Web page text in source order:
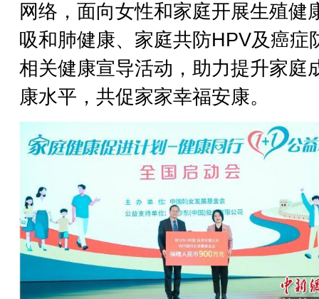
网络，面向女性和家庭开展生殖健
吸和肺健康、家庭共防HPV及癌症
相关健康宣导活动，助力提升家庭
康水平，共促家家幸福安康。